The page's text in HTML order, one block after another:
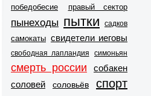
победобесие правый сектор
пынеходы пытки садков
самокаты свидетели иеговы
свободная лапландия симоньян
смерть россии
собакен
соловей
соловьёв спорт